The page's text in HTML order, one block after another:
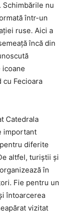
Schimbările nu
într-un
ruse. Aici a
încă din
icoane
cu Fecioara
Catedrala
important
diferite
altfel, turiștii și
în
Fie pentru un
întoarcerea
vizitat